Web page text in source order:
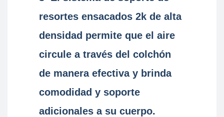
resortes ensacados 2k de alta
densidad permite que el aire
circule a través del colchón
de manera efectiva y brinda
comodidad y soporte
adicionales a su cuerpo.